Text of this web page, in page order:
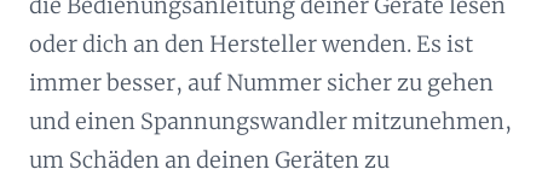
oder dich an den Hersteller wenden. Es ist
immer besser, auf Nummer sicher zu gehen
und einen Spannungswandler mitzunehmen,
um Schäden an deinen Geräten zu